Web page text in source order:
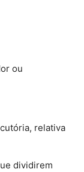
ou
relativa
dividirem